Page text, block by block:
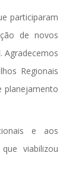
participaram
de novos
Agradecemos
Regionais
planejamento
e aos
viabilizou